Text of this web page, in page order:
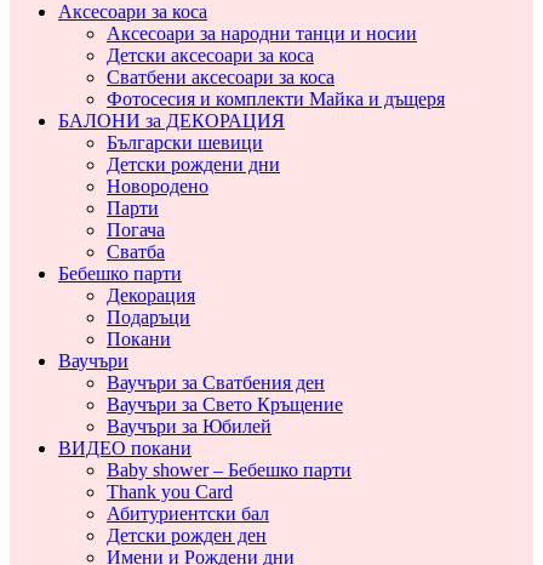
Аксесоари за коса
Аксесоари за народни танци и носии
Детски аксесоари за коса
Сватбени аксесоари за коса
Фотосесия и комплекти Майка и дъщеря
БАЛОНИ за ДЕКОРАЦИЯ
Български шевици
Детски рождени дни
Новородено
Парти
Погача
Сватба
Бебешко парти
Декорация
Подаръци
Покани
Ваучъри
Ваучъри за Сватбения ден
Ваучъри за Свето Кръщение
Ваучъри за Юбилей
ВИДЕО покани
Baby shower – Бебешко парти
Thank you Card
Абитуриентски бал
Детски рожден ден
Имени и Рождени дни